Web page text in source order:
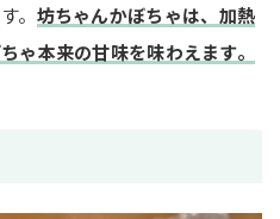
。 坊ちゃんかぼちゃは、加熱
ゃ本来の甘味を味わえます。